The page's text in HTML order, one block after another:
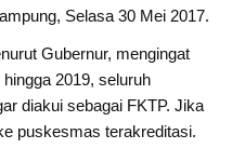
Selasa 30 Mei 2017.
Gubernur, mengingat
2019, seluruh
diakui sebagai FKTP. Jika
puskesmas terakreditasi.